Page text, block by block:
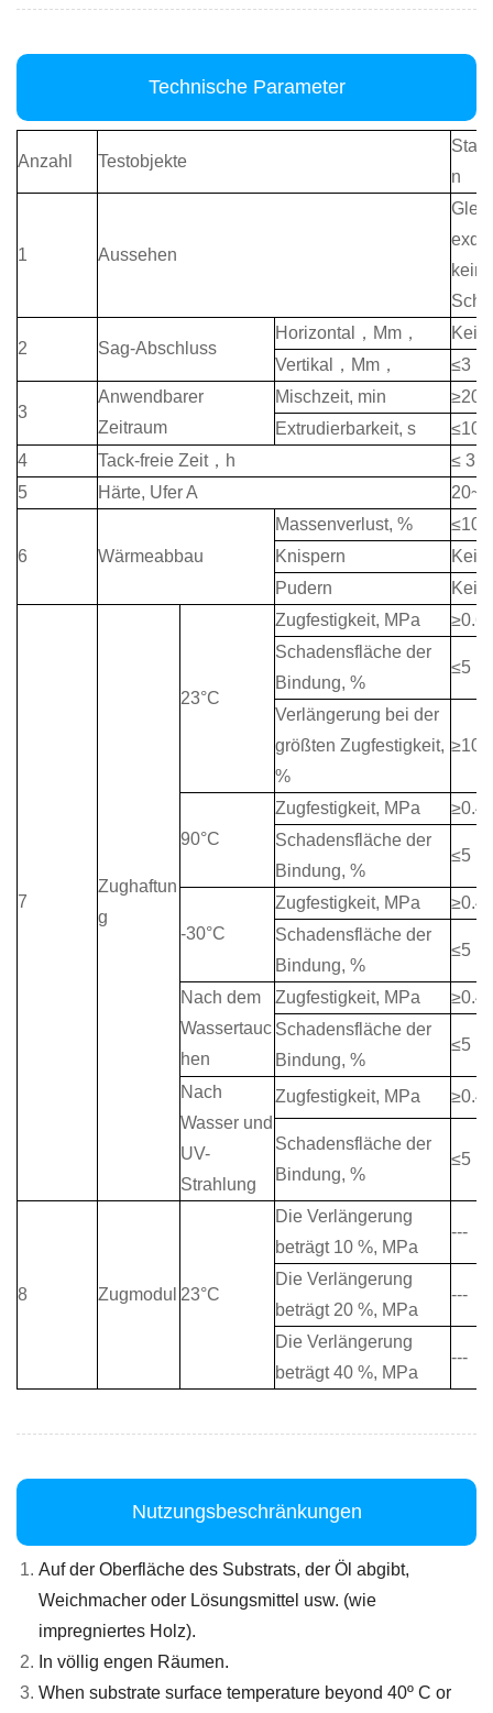
Technische Parameter
Anzahl Testobjekte
n
1 Aussehen
2 Sag-Abschluss
Horizontal ， Mm ，
Vertikal
， Mm ， ≤3
3
Anwendbarer
Zeitraum
Mischzeit, min
≥20
Extrudierbarkeit, s
≤10
4
Tack-freie Zeit， h
≤ 3
5
Härte, Ufer A
6 Wärmeabbau
Massenverlust, %
≤10
Knispern
Kein
Pudern
Kein
7
Zughaftun
g
23°C
Zugfestigkeit, MPa
Schadensfläche der
Bindung, %
≤5
Verlängerung bei der
größten Zugfestigkeit,
%
≥100
90°C
Zugfestigkeit, MPa
Schadensfläche der
Bindung, %
≤5
-30°C
Zugfestigkeit, MPa
Schadensfläche der
Bindung, %
≤5
Nach dem
Wassertauc
hen
Zugfestigkeit, MPa
Schadensfläche der
Bindung, %
≤5
Nach
Wasser und
UV-
Strahlung
Zugfestigkeit, MPa
Schadensfläche der
Bindung, %
≤5
8 Zugmodul 23°C
Die Verlängerung
beträgt 10 %, MPa
---
Die Verlängerung
beträgt 20 %, MPa
---
Die Verlängerung
beträgt 40 %, MPa
---
Nutzungsbeschränkungen
Auf der Oberfläche des Substrats, der Öl abgibt,
Weichmacher oder Lösungsmittel usw. (wie
impregniertes Holz).
In völlig engen Räumen.
When substrate surface temperature beyond 40º C or